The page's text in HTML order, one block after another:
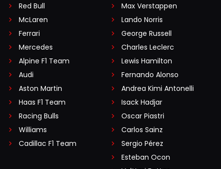
Red Bull
McLaren
Ferrari
Mercedes
Alpine F1 Team
Audi
Aston Martin
Haas F1 Team
Racing Bulls
Williams
Cadillac F1 Team
Max Verstappen
Lando Norris
George Russell
Charles Leclerc
Lewis Hamilton
Fernando Alonso
Andrea Kimi Antonelli
Isack Hadjar
Oscar Piastri
Carlos Sainz
Sergio Pérez
Esteban Ocon